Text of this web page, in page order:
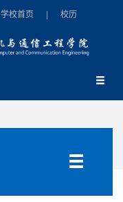
学校首页 | 校历